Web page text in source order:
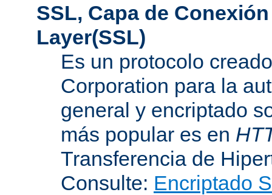
SSL, Capa de
Layer(SSL)
Es un protocolo
Corporation para la
general y encriptado
más popular es en
Transferencia de
Consulte: Encriptado